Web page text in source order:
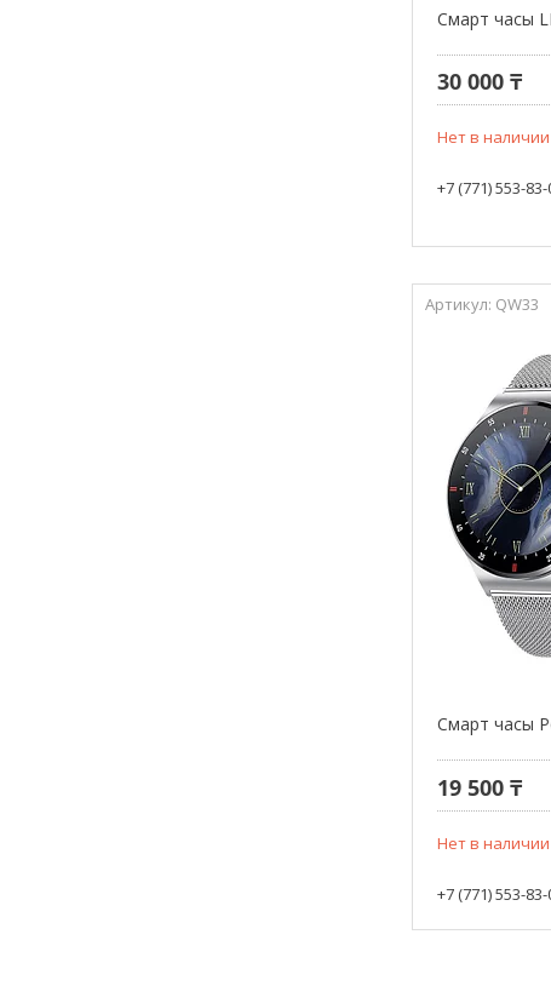
Смарт часы
30 000 ₸
Нет в наличии
+7 (771) 553-
QW33
Смарт часы
19 500 ₸
Нет в наличии
+7 (771) 553-